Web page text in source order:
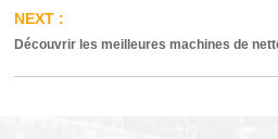
Découvrir les meilleures machines de